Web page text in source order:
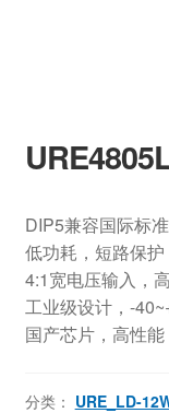
DIP5兼容国际标
低功耗，短路保护
4:1宽电压输入，
工业级设计，-
国产芯片，高性能
分类： URE_LD-